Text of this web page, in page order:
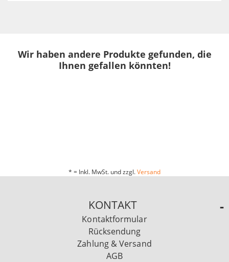
Wir haben andere Produkte gefunden, die
Ihnen gefallen könnten!
* = Inkl. MwSt. und zzgl.Versand
KONTAKT
Kontaktformular
Rücksendung
Zahlung & Versand
AGB